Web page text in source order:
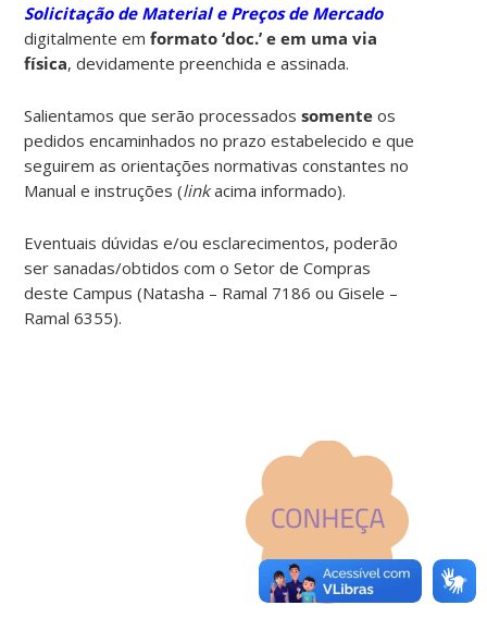
Solicitação de Material e Preços de Mercado
digitalmente emformato ‘doc.’ e em uma via
física, devidamente preenchida e assinada.
Salientamos que serão processadossomente os
pedidos encaminhados no prazo estabelecido e que
seguirem as orientações normativas constantes no
Manual e instruções (linkacima informado).
Eventuais dúvidas e/ou esclarecimentos, poderão
ser sanadas/obtidos com o Setor de Compras
deste Campus (Natasha – Ramal 7186 ou Gisele –
Ramal 6355).